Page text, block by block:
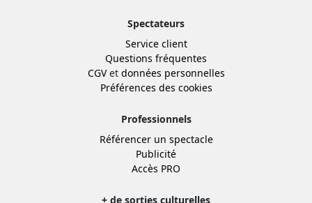
Spectateurs
Service client
Questions fréquentes
CGVet données personnelles
Préférences des cookies
Professionnels
Référencer un spectacle
Publicité
Accès PRO
+ de sorties culturelles